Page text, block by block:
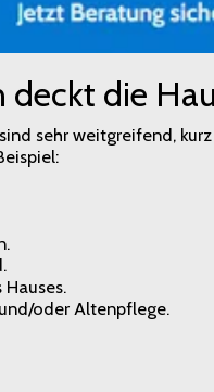
deckt die
sehr weitgreifend,
oder Altenpflege.